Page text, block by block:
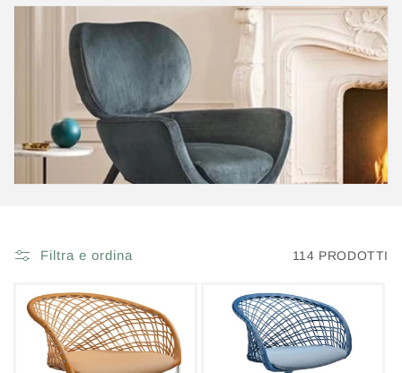
Filtra e ordina 114 PRODOTTI